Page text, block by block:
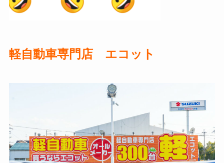
軽自動車専門店 エコット